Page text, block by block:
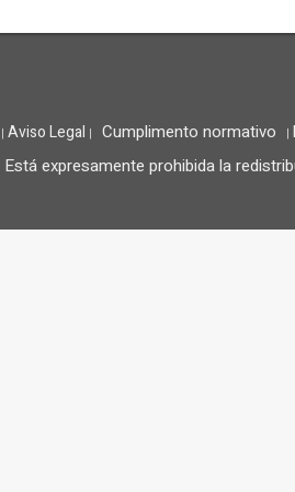
| Aviso Legal | Cumplimento normativo |
Está expresamente prohibida la